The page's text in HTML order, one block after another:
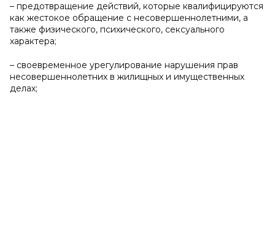
– предотвращение действий, которые квалифицируются
как жестокое обращение с несовершеннолетними, а
также физического, психического, сексуального
характера;
– своевременное урегулирование нарушения прав
несовершеннолетних в жилищных и имущественных
делах;